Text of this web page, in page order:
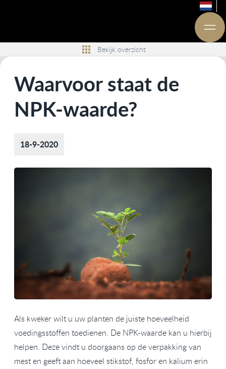
Bekijk overzicht
Waarvoor staat de
NPK-waarde?
18-9-2020
Als kweker wilt u uw planten de juiste hoeveelheid
voedingsstoffen toedienen. De NPK-waarde kan u hierbij
helpen. Deze vindt u doorgaans op de verpakking van
mest en geeft aan hoeveel stikstof, fosfor en kalium erin